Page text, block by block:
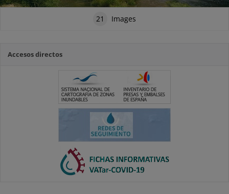
21 Images
Accesos directos